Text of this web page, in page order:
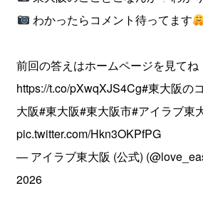
わかったらコメント待ってます
前回の答えはホームページを見てね
https://t.co/pXwqXJS4Cg#東大阪の
大阪#東大阪#東大阪市#アイラブ東
pic.twitter.com/Hkn3OKPfPG
— アイラブ東大阪 (公式)
2026